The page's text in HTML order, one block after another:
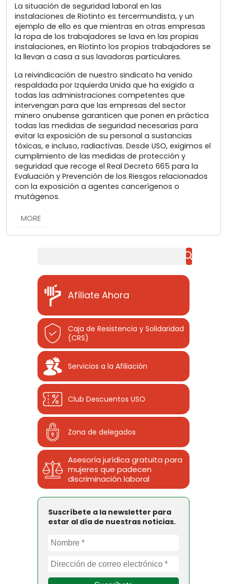
La situación de seguridad laboral en las
instalaciones de Riotinto es tercermundista, y un
ejemplo de ello es que mientras en otras empresas
la ropa de los trabajadores se lava en las propias
instalaciones, en Riotinto los propios trabajadores se
la llevan a casa a sus lavadoras particulares.
La reivindicación de nuestro sindicato ha venido
respaldada por Izquierda Unida que ha exigido a
todas las administraciones competentes que
intervengan para que las empresas del sector
minero onubense garanticen que ponen en práctica
todas las medidas de seguridad necesarias para
evitar la exposición de su personal a sustancias
tóxicas, e incluso, radiactivas. Desde USO, exigimos el
cumplimiento de las medidas de protección y
seguridad que recoge el Real Decreto 665 para la
Evaluación y Prevención de los Riesgos relacionados
con la exposición a agentes cancerígenos o
mutágenos.
MORE
Afíliate Ahora
Caja de Resistencia y Solidaridad
(CRS)
Servicios a la Afiliación
Club Descuentos USO
Zona de delegados
Asesoría jurídica gratuita para
mujeres que padecen
discriminación laboral
Suscríbete a la newsletter para
estar al día de nuestras noticias.